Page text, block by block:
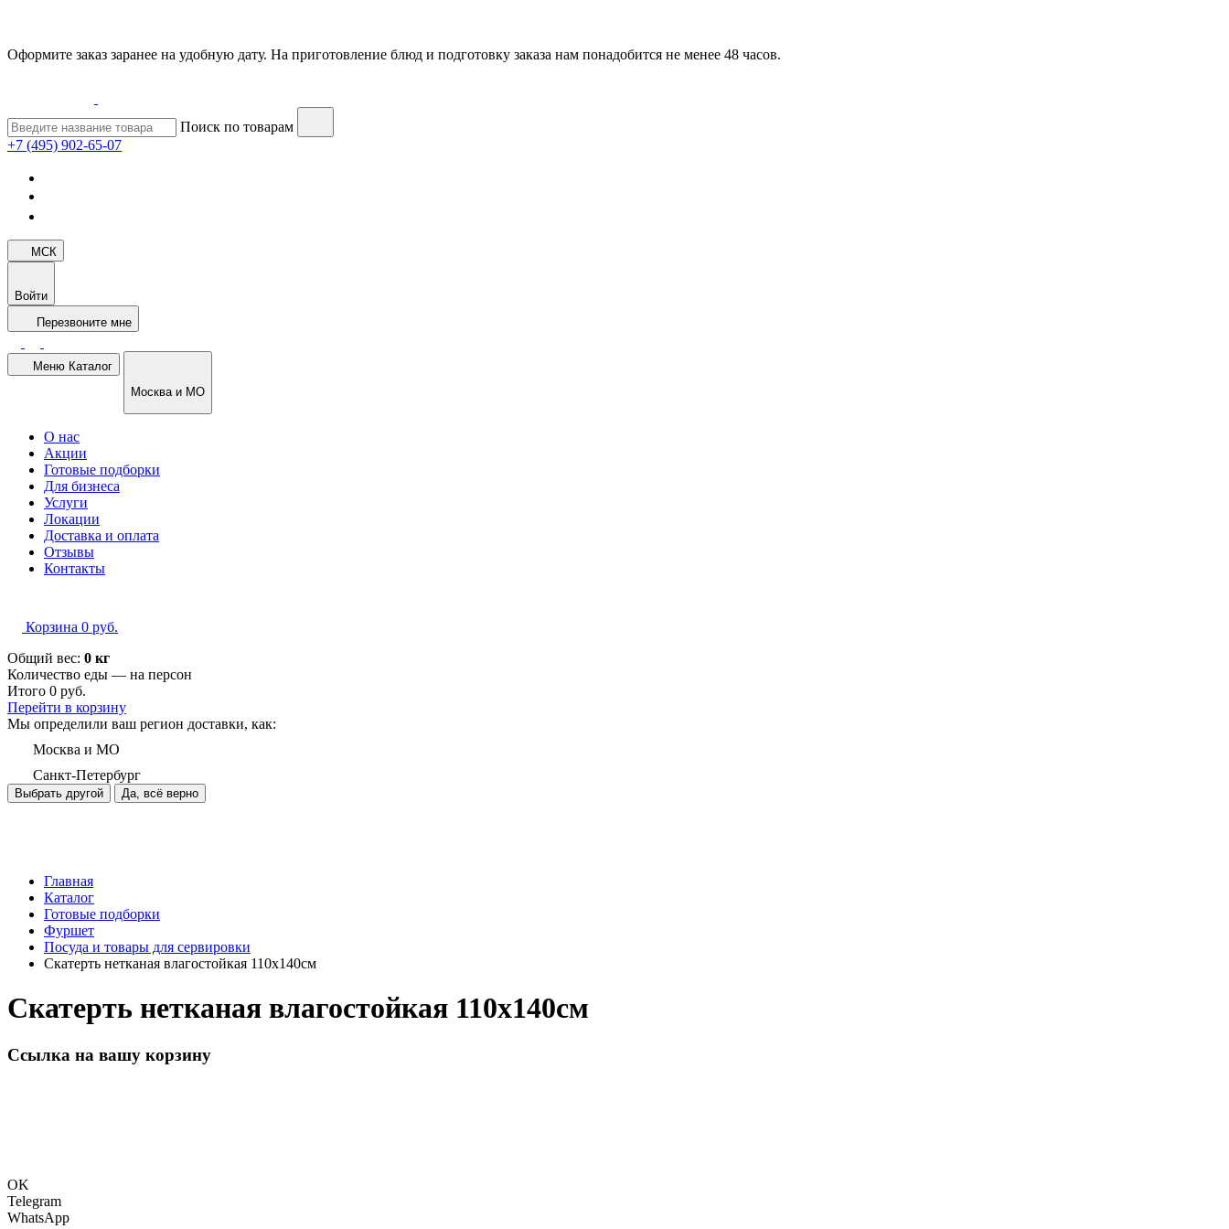
Оформите заказ заранее на удобную дату. На приготовление блюд и подготовку заказа нам понадобится не менее 48 часов.
Поиск по товарам
+7 (495) 902-65-07
МСК
Войти
Перезвоните мне
Меню Каталог
Москва и МО
О нас
Акции
Готовые подборки
Для бизнеса
Услуги
Локации
Доставка и оплата
Отзывы
Контакты
Корзина 0 руб.
Общий вес: 0 кг
Количество еды — на персон
Итого 0 руб.
Перейти в корзину
Мы определили ваш регион доставки, как:
Москва и МО
Санкт-Петербург
Выбрать другой Да, всё верно
Главная
Каталог
Готовые подборки
Фуршет
Посуда и товары для сервировки
Скатерть нетканая влагостойкая 110х140см
Скатерть нетканая влагостойкая 110х140см
Ссылка на вашу корзину
OK
Telegram
WhatsApp